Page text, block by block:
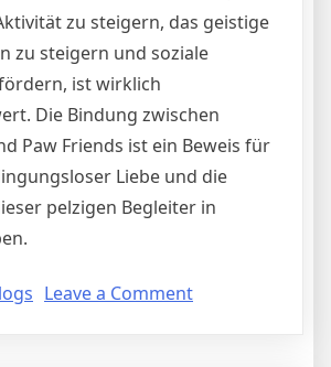
zu steigern, das geistige
zu steigern und soziale
ist wirklich
Die Bindung zwischen
Paw Friends ist ein Beweis für
Liebe und die
pelzigen Begleiter in
Leave a Commenton